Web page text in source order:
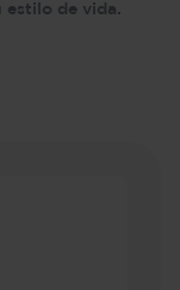
estilo de vida.